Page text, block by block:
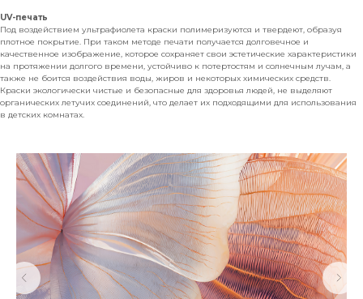
UV-печать
Под воздействием ультрафиолета краски полимеризуются и твердеют, образуя
плотное покрытие. При таком методе печати получается долговечное и
качественное изображение, которое сохраняет свои эстетические характеристики
на протяжении долгого времени, устойчиво к потертостям и солнечным лучам, а
также не боится воздействия воды, жиров и некоторых химических средств.
Краски экологически чистые и безопасные для здоровья людей, не выделяют
органических летучих соединений, что делает их подходящими для использования
в детских комнатах.